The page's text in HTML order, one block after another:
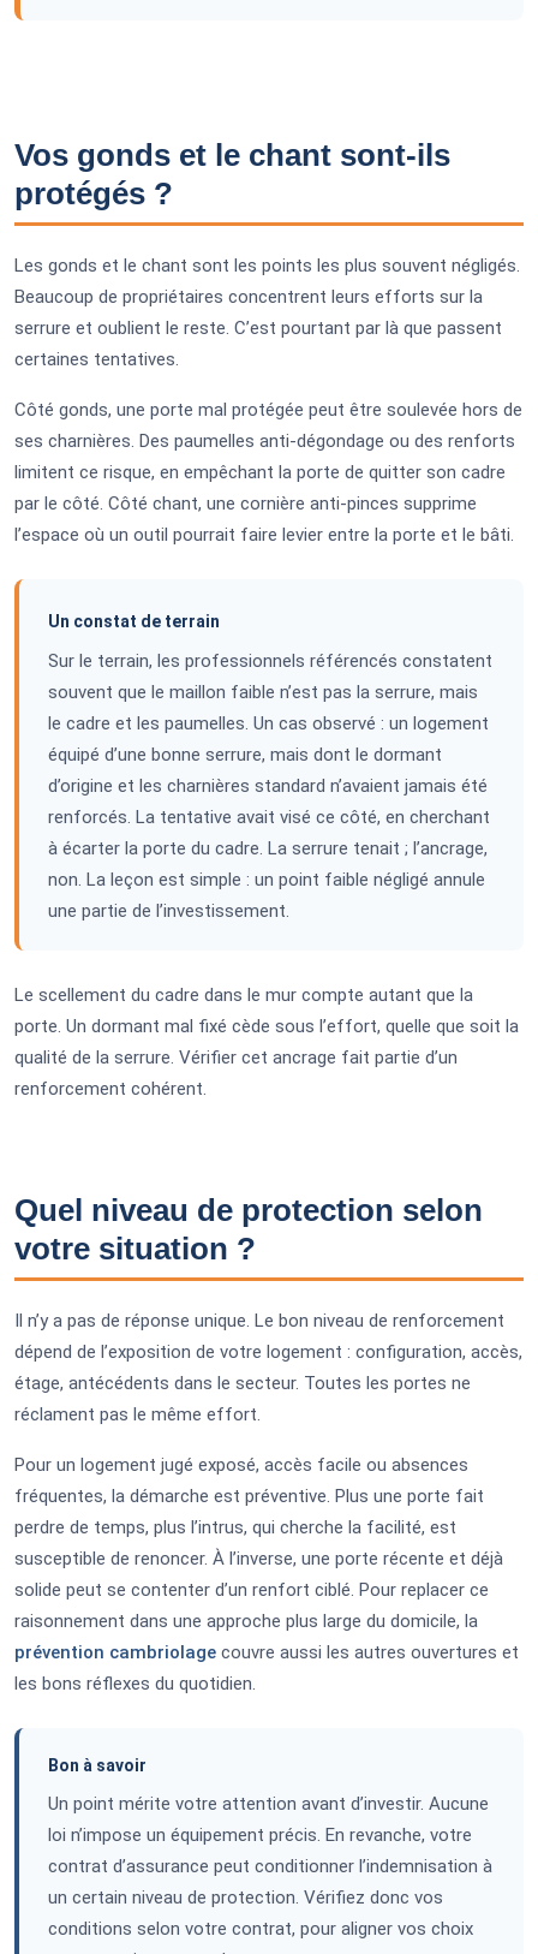
Vos gonds et le chant sont-ils
protégés ?
Les gonds et le chant sont les points les plus souvent négligés.
Beaucoup de propriétaires concentrent leurs efforts sur la
serrure et oublient le reste. C’est pourtant par là que passent
certaines tentatives.
Côté gonds, une porte mal protégée peut être soulevée hors de
ses charnières. Des paumelles anti-dégondage ou des renforts
limitent ce risque, en empêchant la porte de quitter son cadre
par le côté. Côté chant, une cornière anti-pinces supprime
l’espace où un outil pourrait faire levier entre la porte et le bâti.
Un constat de terrain
Sur le terrain, les professionnels référencés constatent
souvent que le maillon faible n’est pas la serrure, mais
le cadre et les paumelles. Un cas observé : un logement
équipé d’une bonne serrure, mais dont le dormant
d’origine et les charnières standard n’avaient jamais été
renforcés. La tentative avait visé ce côté, en cherchant
à écarter la porte du cadre. La serrure tenait ; l’ancrage,
non. La leçon est simple : un point faible négligé annule
une partie de l’investissement.
Le scellement du cadre dans le mur compte autant que la
porte. Un dormant mal fixé cède sous l’effort, quelle que soit la
qualité de la serrure. Vérifier cet ancrage fait partie d’un
renforcement cohérent.
Quel niveau de protection selon
votre situation ?
Il n’y a pas de réponse unique. Le bon niveau de renforcement
dépend de l’exposition de votre logement : configuration, accès,
étage, antécédents dans le secteur. Toutes les portes ne
réclament pas le même effort.
Pour un logement jugé exposé, accès facile ou absences
fréquentes, la démarche est préventive. Plus une porte fait
perdre de temps, plus l’intrus, qui cherche la facilité, est
susceptible de renoncer. À l’inverse, une porte récente et déjà
solide peut se contenter d’un renfort ciblé. Pour replacer ce
raisonnement dans une approche plus large du domicile, la
prévention cambriolage couvre aussi les autres ouvertures et
les bons réflexes du quotidien.
Bon à savoir
Un point mérite votre attention avant d’investir. Aucune
loi n’impose un équipement précis. En revanche, votre
contrat d’assurance peut conditionner l’indemnisation à
un certain niveau de protection. Vérifiez donc vos
conditions selon votre contrat, pour aligner vos choix